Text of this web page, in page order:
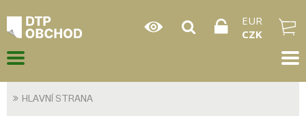
EUR
CZK
HLAVNÍ STRANA